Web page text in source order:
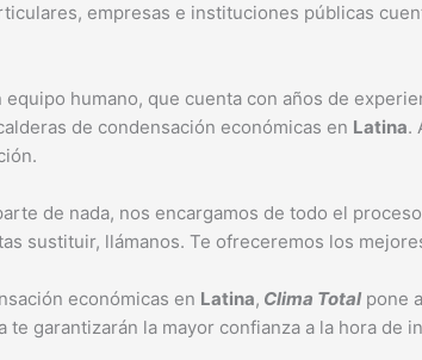
empresas e instituciones públicas
humano, que cuenta con años de
de condensación económicas en Latina.
de nada, nos encargamos de todo el
sustituir, llámanos. Te ofreceremos los
económicas en Latina, Clima Total pone
garantizarán la mayor confianza a la hora de